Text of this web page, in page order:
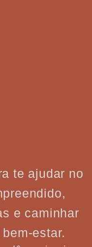
te ajudar no
e caminhar
bem-estar.